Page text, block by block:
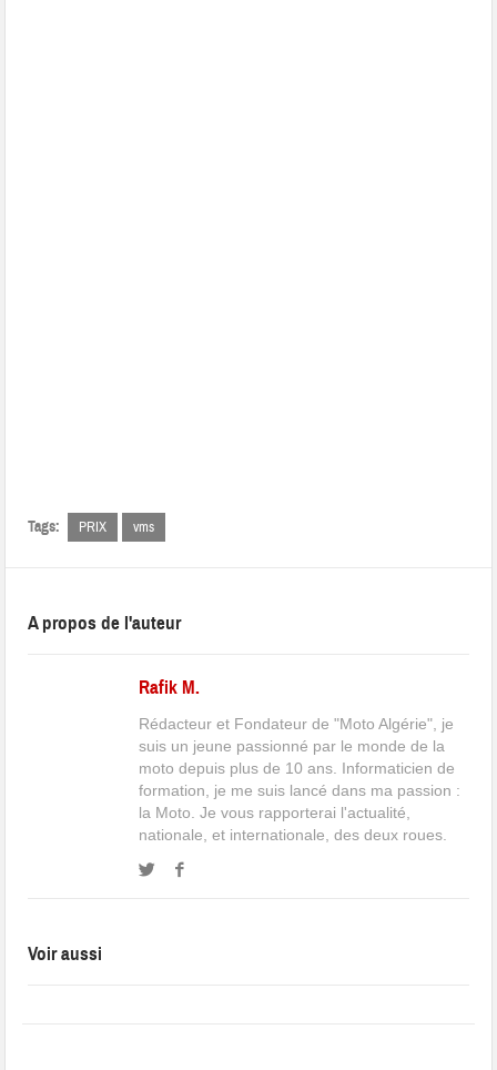
Tags: PRIX vms
A propos de l'auteur
Rafik M.
Rédacteur et Fondateur de "Moto Algérie", je
suis un jeune passionné par le monde de la
moto depuis plus de 10 ans. Informaticien de
formation, je me suis lancé dans ma passion :
la Moto. Je vous rapporterai l'actualité,
nationale, et internationale, des deux roues.
Voir aussi